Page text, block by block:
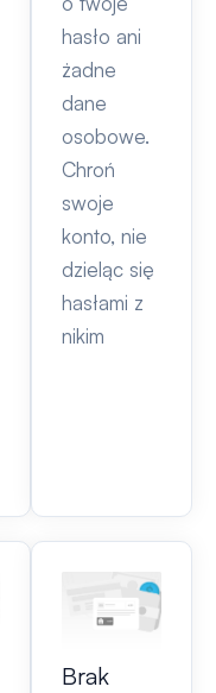
hasło ani
żadne
dane
osobowe.
Chroń
swoje
konto, nie
dzieląc się
hasłami z
nikim
Brak